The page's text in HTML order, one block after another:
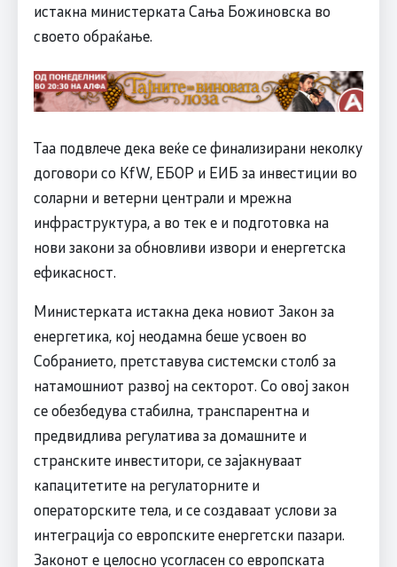
истакна министерката Сања Божиновска во
своето обраќање.
Таа подвлече дека веќе се финализирани неколку
договори со KfW, ЕБОР и ЕИБ за инвестиции во
соларни и ветерни централи и мрежна
инфраструктура, а во тек е и подготовка на
нови закони за обновливи извори и енергетска
ефикасност.
Министерката истакна дека новиот Закон за
енергетика, кој неодамна беше усвоен во
Собранието, претставува системски столб за
натамошниот развој на секторот. Со овој закон
се обезбедува стабилна, транспарентна и
предвидлива регулатива за домашните и
странските инвеститори, се зајакнуваат
капацитетите на регулаторните и
операторските тела, и се создаваат услови за
интеграција со европските енергетски пазари.
Законот е целосно усогласен со европската